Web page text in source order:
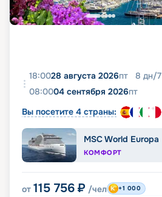
18:0028 августа 2026пт 8 дн/7
08:0004 сентября 2026пт
Вы посетите 4 страны:
MSC World Europa
КОМФОРТ
от 115 756 ₽ /чел +1 000